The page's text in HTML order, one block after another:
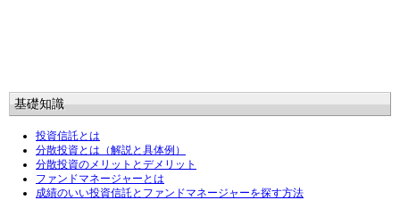
基礎知識
投資信託とは
分散投資とは（解説と具体例）
分散投資のメリットとデメリット
ファンドマネージャーとは
成績のいい投資信託とファンドマネージャーを探す方法